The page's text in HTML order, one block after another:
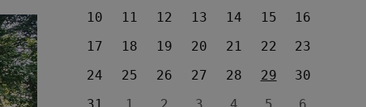
10
11 12 13 14 15
16
17
18 19 20 21 22
23
24
25 26 27 28 29
30
31
1 2 3 4 5 6